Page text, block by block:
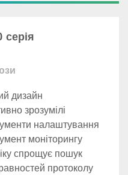
дизайн
зрозумілі
налаштування
моніторингу
спрощує пошук
протоколу